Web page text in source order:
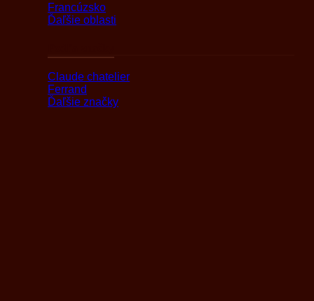
Francúzsko
Ďaľšie oblasti
Claude chatelier
Ferrand
Ďaľšie značky